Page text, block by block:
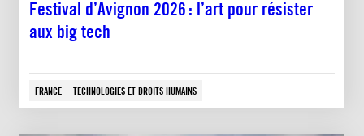
Festival d’Avignon 2026 : l’art pour résister
aux big tech
FRANCE TECHNOLOGIES ET DROITS HUMAINS